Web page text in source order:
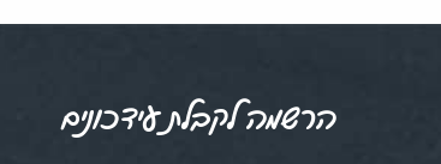
הרשמה לקבלת עידכונים